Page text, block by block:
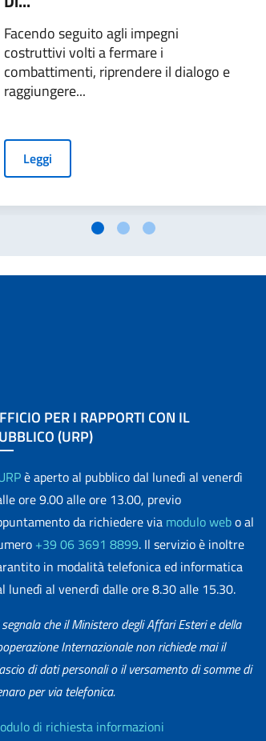
Facendo seguito agli impegni
costruttivi volti a fermare i
combattimenti, riprendere il dialogo e
raggiungere...
Leggi
PER I RAPPORTI CON IL
(URP)
è aperto al pubblico dal lunedì al venerdì
ore 9.00 alle ore 13.00, previo
da richiedere via modulo webo al
+39 06 3691 8899. Il servizio è inoltre
in modalità telefonica ed informatica
lunedì al venerdì dalle ore 8.30 alle 15.30.
che il Ministero degli Affari Esteri e della
Internazionale non richiede mai il
di dati personali o il versamento di somme di
per via telefonica.
di richiesta informazioni